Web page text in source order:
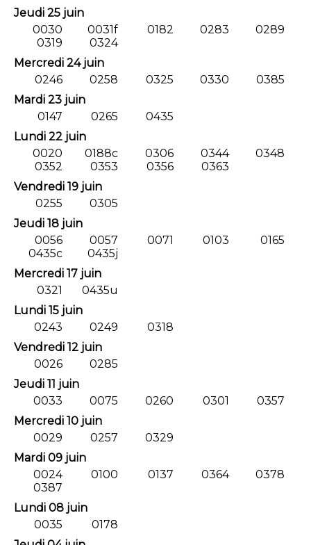
Jeudi 25 juin
0030
0031f 0182 0283
0289
0319
0324
Mercredi 24 juin
0246
0258 0325 0330
0385
Mardi 23 juin
0147
0265
0435
Lundi 22 juin
0020
0188c 0306 0344
0348
0352
0353 0356
0363
Vendredi 19 juin
0255
0305
Jeudi 18 juin
0056
0057 0071 0103
0165
0435c
0435j
Mercredi 17 juin
0321
0435u
Lundi 15 juin
0243
0249
0318
Vendredi 12 juin
0026
0285
Jeudi 11 juin
0033
0075 0260 0301
0357
Mercredi 10 juin
0029
0257
0329
Mardi 09 juin
0024
0100 0137 0364
0378
0387
Lundi 08 juin
0035
0178